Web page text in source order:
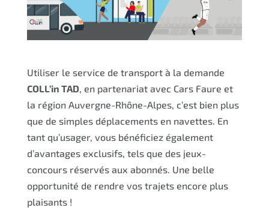
Utiliser le service de transport à la demande
COLL’in TAD, en partenariat avec Cars Faure et
la région Auvergne-Rhône-Alpes, c’est bien plus
que de simples déplacements en navettes. En
tant qu’usager, vous bénéficiez également
d’avantages exclusifs, tels que des jeux-
concours réservés aux abonnés. Une belle
opportunité de rendre vos trajets encore plus
plaisants !